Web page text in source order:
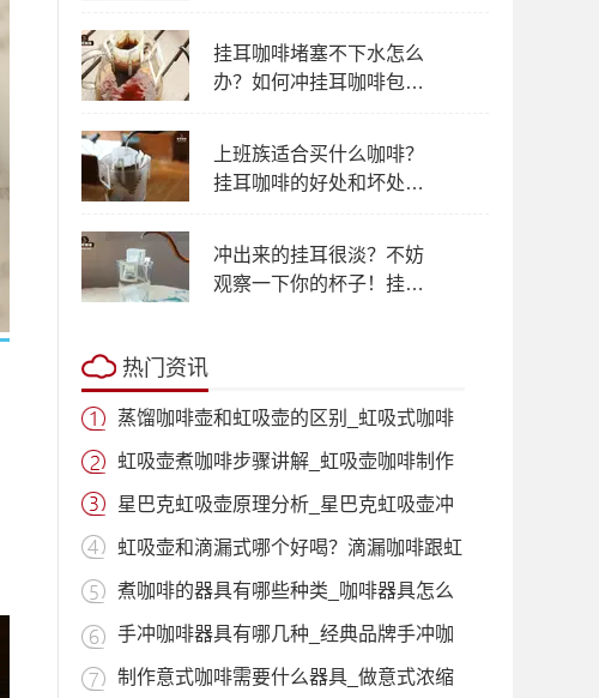
挂耳咖啡堵塞不下水怎么
办？如何冲挂耳咖啡包不
上班族适合买什么咖啡？
挂耳咖啡的好处和坏处有
效作用
冲出来的挂耳很淡？不妨
观察一下你的杯子！挂耳
热门资讯
蒸馏咖啡壶和虹吸壶的区别_虹吸式咖啡
壶适虹吸壶煮咖啡步骤讲解_虹吸壶咖啡制作
过程星巴克虹吸壶原理分析_星巴克虹吸壶冲
泡咖虹吸壶和滴漏式哪个好喝？滴漏咖啡跟虹
吸咖煮咖啡的器具有哪些种类_咖啡器具怎么
用_什手冲咖啡器具有哪几种_经典品牌手冲咖
啡器制作意式咖啡需要什么器具_做意式浓缩